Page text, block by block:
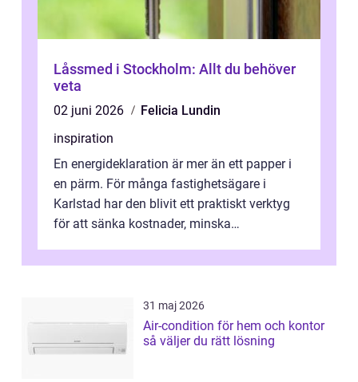
Låssmed i Stockholm: Allt du behöver
veta
02 juni 2026
Felicia Lundin
inspiration
En energideklaration är mer än ett papper i
en pärm. För många fastighetsägare i
Karlstad har den blivit ett praktiskt verktyg
för att sänka kostnader, minska
31 maj 2026
Air-condition för hem och kontor
så väljer du rätt lösning